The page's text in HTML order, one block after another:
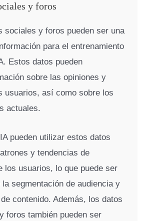
y foros
sociales y foros pueden ser una
para el entrenamiento
Estos datos pueden
sobre las opiniones y
usuarios, así como sobre los
actuales.
pueden utilizar estos datos
y tendencias de
los usuarios, lo que puede ser
segmentación de audiencia y
contenido. Además, los datos
foros también pueden ser